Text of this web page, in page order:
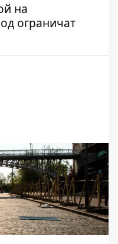
на
ограничат